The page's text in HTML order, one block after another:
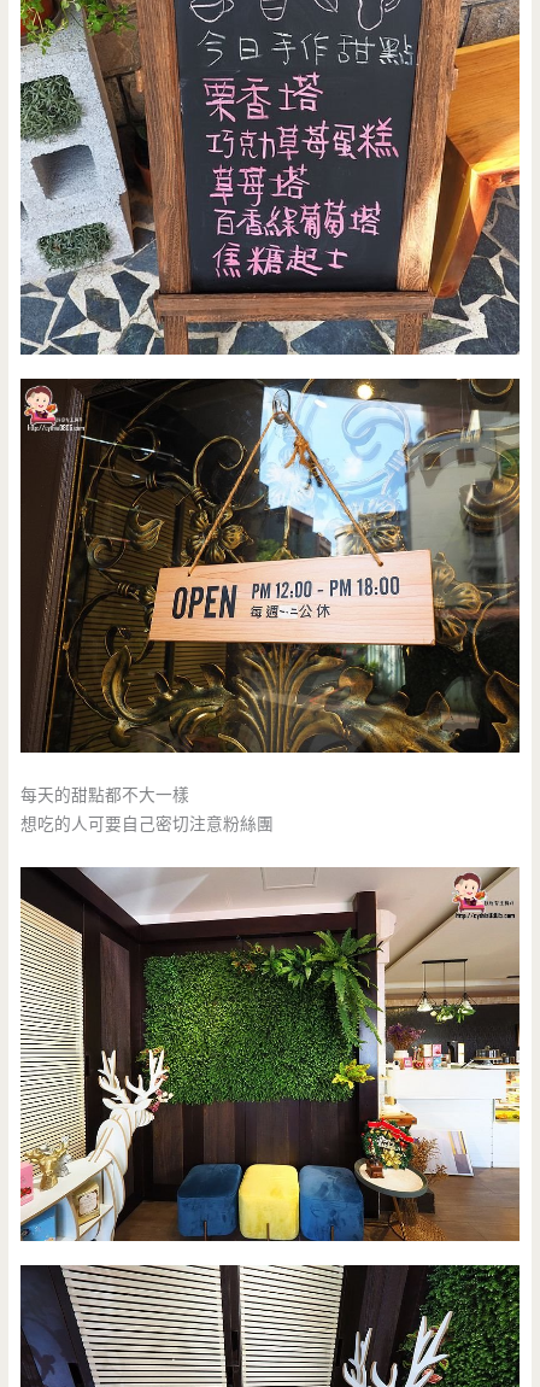
每天的甜點都不大一樣
想吃的人可要自己密切注意粉絲團